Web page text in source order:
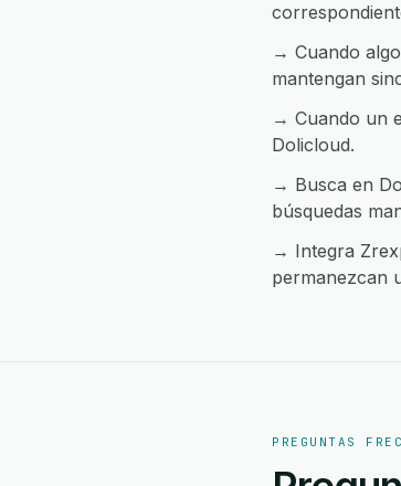
→ Cuando
mantengan
→ Cuando un
Dolicloud.
→ Busca en
búsquedas
→ Integra
permanezcan
PREGUNTAS